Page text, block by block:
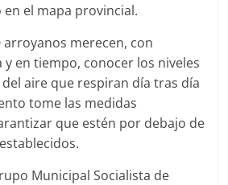
el mapa provincial.
arroyanos merecen, con
en tiempo, conocer los niveles
aire que respiran día tras día
tome las medidas
que estén por debajo de
Municipal Socialista de